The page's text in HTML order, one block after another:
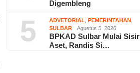
Digembleng
5 ADVETORIAL ,PEMERINTAHAN
SULBAR
Agustus 5, 2026
BPKAD Sulbar Mulai Sisir
Aset, Randis Si…